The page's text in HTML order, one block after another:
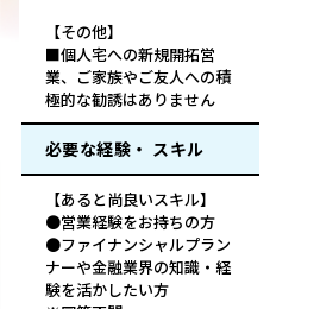
【その他】
■個人宅への新規開拓営
業、ご家族やご友人への積
極的な勧誘はありません
必要な経験・ スキル
【あると尚良いスキル】
●営業経験をお持ちの方
●ファイナンシャルプラン
ナーや金融業界の知識・経
験を活かしたい方